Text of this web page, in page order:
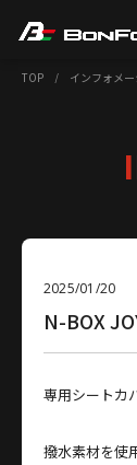
TOP / インフォメ
I
2025/01/20
N-BOX
専用シートカ
撥水素材を使